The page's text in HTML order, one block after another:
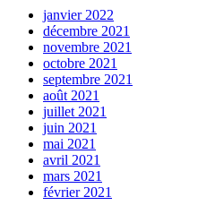
janvier 2022
décembre 2021
novembre 2021
octobre 2021
septembre 2021
août 2021
juillet 2021
juin 2021
mai 2021
avril 2021
mars 2021
février 2021